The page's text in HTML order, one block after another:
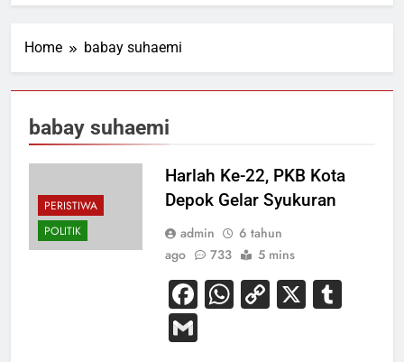
Home babay suhaemi
babay suhaemi
PERISTIWA
POLITIK
Harlah Ke-22, PKB Kota
Depok Gelar Syukuran
admin
6 tahun
ago
733 5 mins
Facebook
WhatsApp
Copy
X
Gmail